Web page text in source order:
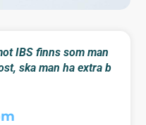
IBS finns som man
ska man ha extra b